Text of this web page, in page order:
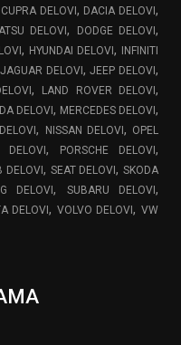
CUPRA DELOVI , DACIA DELOVI ,
DELOVI, DODGE DELOVI,
, HYUNDAI DELOVI ,
INFINITI
JAGUAR DELOVI ,JEEP DELOVI ,
, LAND ROVER DELOVI ,
DELOVI , MERCEDES DELOVI,
, NISSAN DELOVI , OPEL
DELOVI , PORSCHE DELOVI ,
DELOVI , SEAT DELOVI, SKODA
DELOVI, SUBARU DELOVI,
DELOVI, VOLVO DELOVI, VW